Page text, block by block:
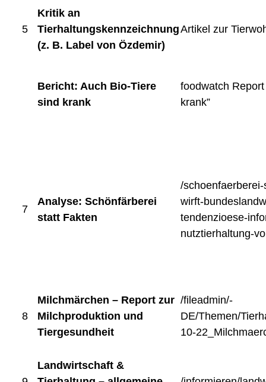
5
Kritik an
Tierhaltungskennzeichnung
(z. B. Label von Özdemir)
Artikel zur
Bericht: Auch Bio-Tiere
sind krank
foodwatch
krank”
7
Analyse: Schönfärberei
statt Fakten
/
wirft-
tendenzioese-
nutztierhaltung-
8
Milchmärchen – Report zur
Milchproduktion und
Tiergesundheit
/fileadmin/-
DE/Themen/
10-
Landwirtschaft &